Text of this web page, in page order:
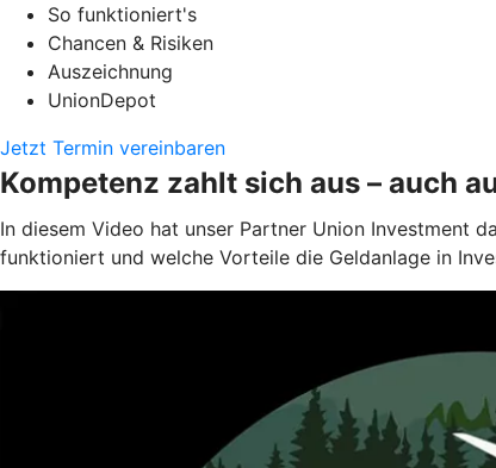
So funktioniert's
Chancen & Risiken
Auszeichnung
UnionDepot
Jetzt Termin vereinbaren
Kompetenz zahlt sich aus – auch
In diesem Video hat unser Partner Union Investment
funktioniert und welche Vorteile die Geldanlage in